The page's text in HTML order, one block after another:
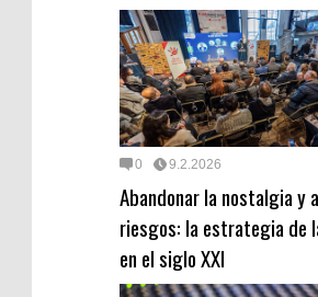
0 9.2.2026
Abandonar la nostalgia y
riesgos: la estrategia de
en el siglo XXI